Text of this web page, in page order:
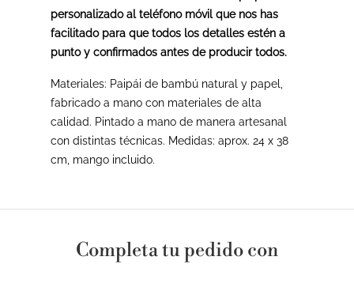
personalizado al teléfono móvil que nos has
facilitado para que todos los detalles estén a
punto y confirmados antes de producir todos.
Materiales: Paipái de bambú natural y papel,
fabricado a mano con materiales de alta
calidad. Pintado a mano de manera artesanal
con distintas técnicas. Medidas: aprox. 24 x 38
cm, mango incluido.
Completa tu pedido con